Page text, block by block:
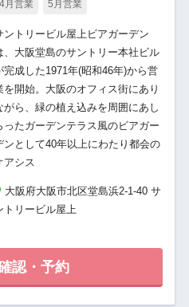
4月営業 5月営業
ントリービル屋上ビアガーデン
、大阪堂島のサントリー本社ビル
完成した1971年(昭和46年)から営
を開始。大阪のオフィス街にあり
がら、緑の植え込みを周囲にあし
ったガーデンテラス風のビアガー
ンとして40年以上にわたり都会の
アシス
大阪府大阪市北区堂島浜2-1-40 サ
トリービル屋上
認・予約